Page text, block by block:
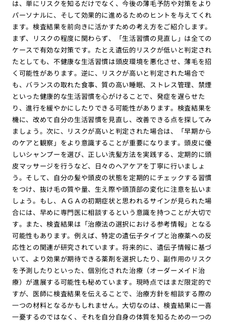
は、単にリスクを知るだけでなく、今後の薄毛予防や対策をより
パーソナルに、そして効果的に進めるためのヒントを与えてくれ
ます。検査結果を前向きに活かすための考え方をご紹介します。
まず、リスクの程度に関わらず、「生活習慣の見直し」は全ての
ケースで有効な対策です。たとえ遺伝的リスクが低いと判定され
たとしても、不健康な生活習慣は頭皮環境を悪化させ、薄毛を招
く可能性があります。逆に、リスクが高いと判定された場合で
も、バランスの取れた食事、質の高い睡眠、ストレス管理、禁煙
といった健康的な生活習慣を心がけることで、発症を遅らせた
り、進行を緩やかにしたりできる可能性があります。検査結果を
機に、改めて自分の生活習慣を見直し、改善できる点を探してみ
ましょう。次に、リスクが高いと判定された場合は、「早期から
のケアと観察」をより意識することが重要になります。頭皮に優
しいシャンプーを選び、正しい洗髪方法を実践する、定期的に頭
皮マッサージを行うなど、日々のヘアケアを丁寧に行いましょ
う。そして、自分の髪や頭皮の状態を定期的にチェックする習慣
をつけ、抜け毛の質や量、生え際や頭頂部の変化に注意を払いま
しょう。もし、ＡＧＡの初期症状と思われるサインが見られた場
合には、早めに専門医に相談するという意識を持つことが大切で
す。また、検査結果は「治療法の選択における参考情報」となる
可能性もあります。例えば、特定の遺伝子タイプと治療薬への反
応性との関連が研究されています。将来的に、遺伝子情報に基づ
いて、より効果が期待できる薬剤を選択したり、副作用のリスク
を予測したりといった、個別化された治療（オーダーメイド治
療）が進展する可能性も秘めています。現時点ではまだ限定的で
すが、医師に検査結果を伝えることで、治療方針を相談する際の
一つの材料となるかもしれません。大切なのは、検査結果に一喜
一憂するのではなく、それを自分自身の体質を知るための一つの